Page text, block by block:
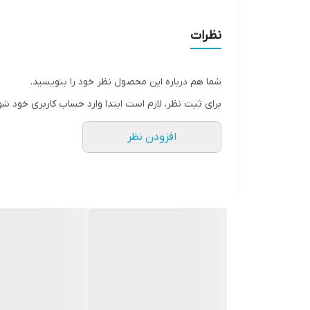
نظرات
شما هم درباره این محصول نظر خود را بنویسید.
برای ثبت نظر، لازم است ابتدا وارد حساب کاربری خود
افزودن نظر